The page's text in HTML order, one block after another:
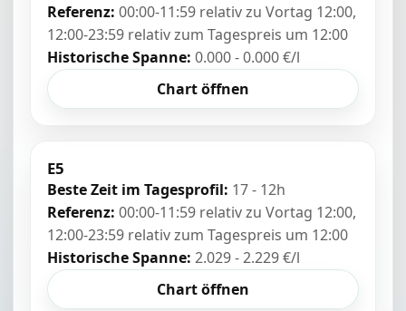
Referenz: 00:00-11:59 relativ zu Vortag 12:00,
12:00-23:59 relativ zum Tagespreis um 12:00
Historische Spanne: 0.000 - 0.000 €/l
Chart öffnen
E5
Beste Zeit im Tagesprofil: 17 - 12h
Referenz: 00:00-11:59 relativ zu Vortag 12:00,
12:00-23:59 relativ zum Tagespreis um 12:00
Historische Spanne: 2.029 - 2.229 €/l
Chart öffnen